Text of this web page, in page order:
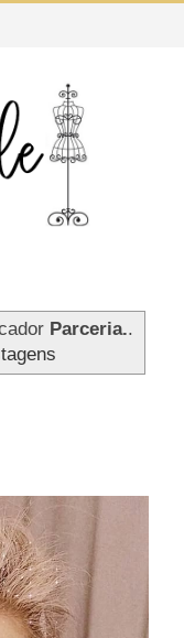
Parceria..